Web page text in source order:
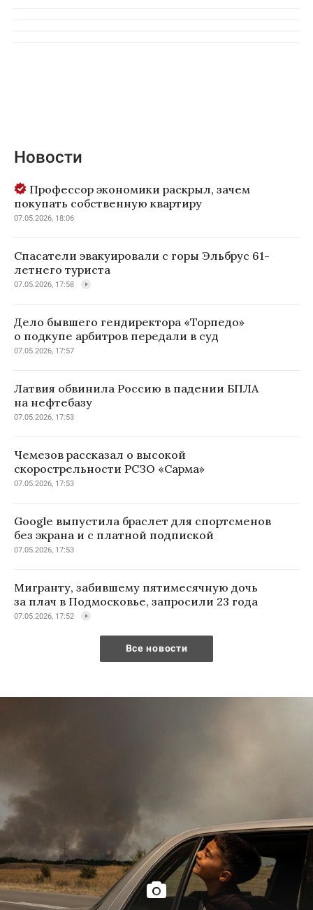
Новости
Профессор экономики раскрыл, зачем
покупать собственную квартиру
07.05.2026, 18:06
Спасатели эвакуировали с горы Эльбрус 61-
летнего туриста
07.05.2026, 17:58
Дело бывшего гендиректора «Торпедо»
о подкупе арбитров передали в суд
07.05.2026, 17:57
Латвия обвинила Россию в падении БПЛА
на нефтебазу
07.05.2026, 17:53
Чемезов рассказал о высокой
скорострельности РСЗО «Сарма»
07.05.2026, 17:53
Google выпустила браслет для спортсменов
без экрана и с платной подпиской
07.05.2026, 17:53
Мигранту, забившему пятимесячную дочь
за плач в Подмосковье, запросили 23 года
07.05.2026, 17:52
Все новости